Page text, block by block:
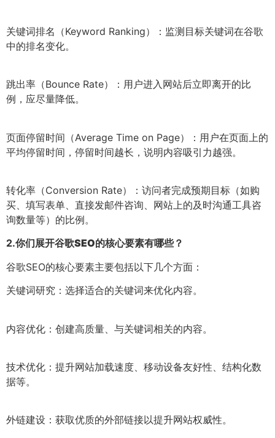
关键词排名（Keyword Ranking）：监测目标关键词在谷歌
中的排名变化。
跳出率（Bounce Rate）：用户进入网站后立即离开的比
例，应尽量降低。
页面停留时间（Average Time on Page）：用户在页面上的
平均停留时间，停留时间越长，说明内容吸引力越强。
转化率（Conversion Rate）：访问者完成预期目标（如购
买、填写表单、直接发邮件咨询、网站上的及时沟通工具咨
询数量等）的比例。
2.你们展开谷歌SEO的核心要素有哪些？
谷歌SEO的核心要素主要包括以下几个方面：
关键词研究：选择适合的关键词来优化内容。
内容优化：创建高质量、与关键词相关的内容。
技术优化：提升网站加载速度、移动设备友好性、结构化数
据等。
外链建设：获取优质的外部链接以提升网站权威性。